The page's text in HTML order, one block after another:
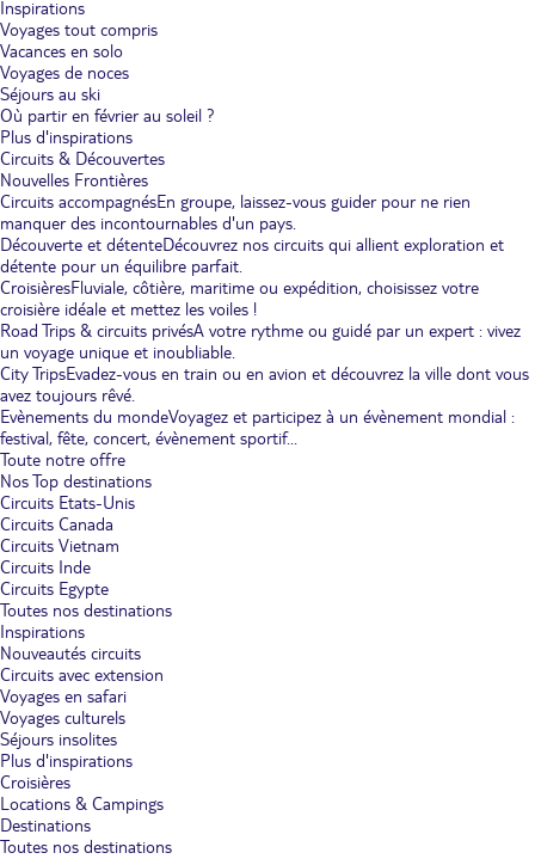
Inspirations
Voyages tout compris
Vacances en solo
Voyages de noces
Séjours au ski
Où partir en février au soleil ?
Plus d'inspirations
Circuits & Découvertes
Nouvelles Frontières
Circuits accompagnésEn groupe, laissez-vous guider pour ne rien
manquer des incontournables d'un pays.
Découverte et détenteDécouvrez nos circuits qui allient exploration et
détente pour un équilibre parfait.
CroisièresFluviale, côtière, maritime ou expédition, choisissez votre
croisière idéale et mettez les voiles !
Road Trips & circuits privésA votre rythme ou guidé par un expert : vivez
un voyage unique et inoubliable.
City TripsEvadez-vous en train ou en avion et découvrez la ville dont vous
avez toujours rêvé.
Evènements du mondeVoyagez et participez à un évènement mondial :
festival, fête, concert, évènement sportif...
Toute notre offre
Nos Top destinations
Circuits Etats-Unis
Circuits Canada
Circuits Vietnam
Circuits Inde
Circuits Egypte
Toutes nos destinations
Inspirations
Nouveautés circuits
Circuits avec extension
Voyages en safari
Voyages culturels
Séjours insolites
Plus d'inspirations
Croisières
Locations & Campings
Destinations
Toutes nos destinations